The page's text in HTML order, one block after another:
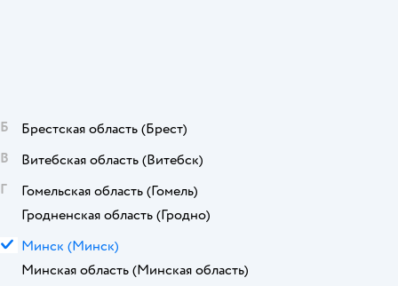
Б Брестская область (Брест)
В
Витебская область (Витебск)
Г
Гомельская область (Гомель)
Гродненская область (Гродно)
М Минск (Минск)
Минская область (Минская область)